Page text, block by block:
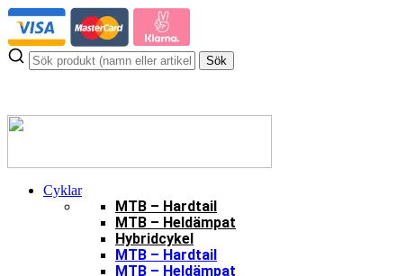
Hoppa
till
innehåll
Sök
Cyklar
MTB – Hardtail
MTB – Heldämpat
Hybridcykel
MTB – Hardtail
MTB – Heldämpat